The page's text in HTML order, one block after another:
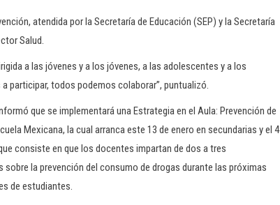
atendida por la Secretaría de Educación (SEP) y la Secretaría
Salud.
a las jóvenes y a los jóvenes, a las adolescentes y a los
participar, todos podemos colaborar”, puntualizó.
que se implementará una Estrategia en el Aula: Prevención de
Mexicana, la cual arranca este 13 de enero en secundarias y el 4
consiste en que los docentes impartan de dos a tres
la prevención del consumo de drogas durante las próximas
de estudiantes.